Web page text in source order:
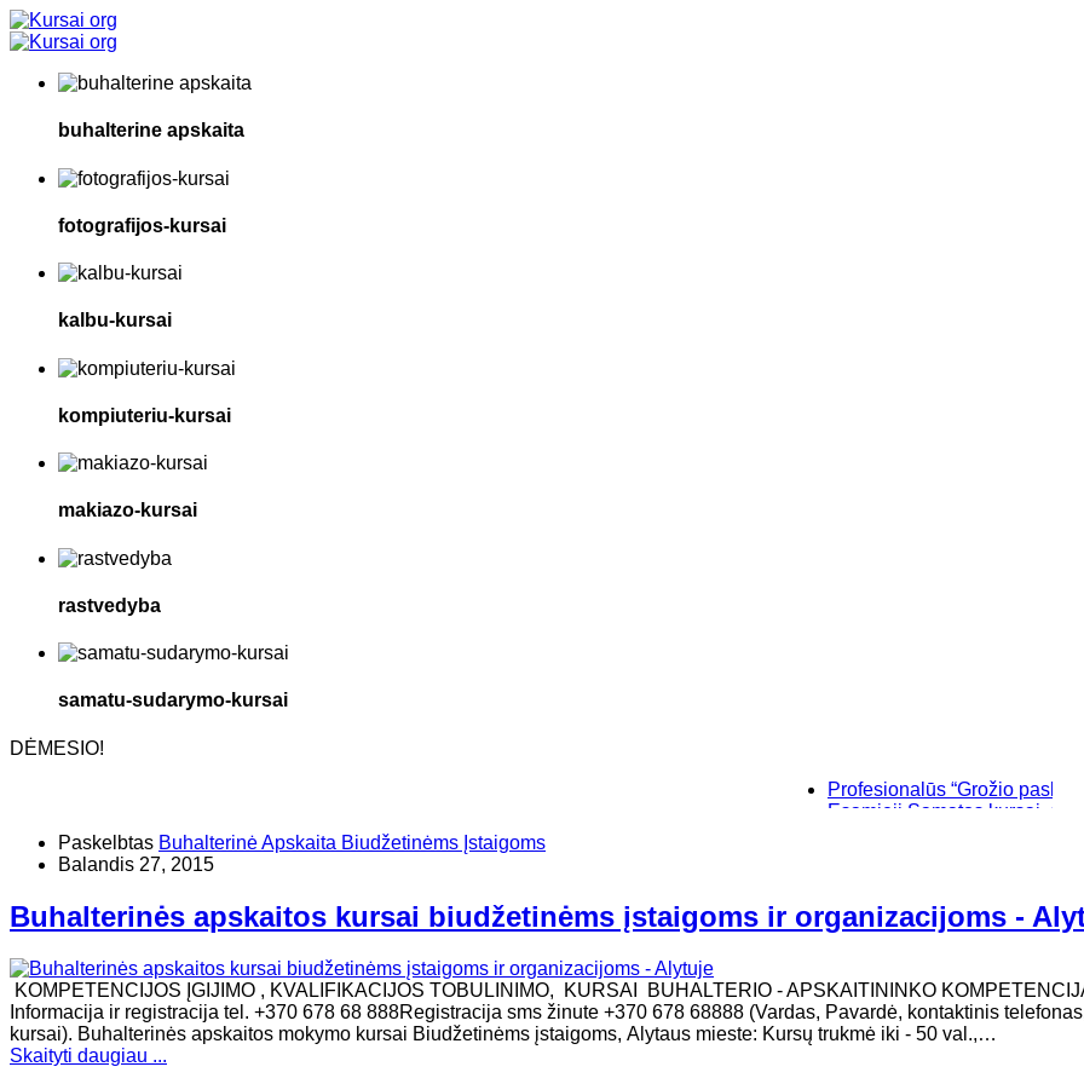
buhalterine apskaita
fotografijos-kursai
kalbu-kursai
kompiuteriu-kursai
makiazo-kursai
rastvedyba
samatu-sudarymo-kursai
DĖMESIO!
Profesionalūs “Grožio
Esamieji Sąmatos kursai, su
Paskelbtas Buhalterinė Apskaita Biudžetinėms Įstaigoms
Balandis 27, 2015
Buhalterinės apskaitos kursai biudžetinėms įstaigoms ir organizacijoms -
KOMPETENCIJOS ĮGIJIMO , KVALIFIKACIJOS TOBULINIMO, KURSAI BUHALTERIO - APSKAITININKO
Informacija ir registracija tel. +370 678 68 888Registracija sms žinute +370 678 68888 (Vardas, Pavardė, kontaktinis
kursai). Buhalterinės apskaitos mokymo kursai Biudžetinėms įstaigoms, Alytaus mieste: Kursų trukmė iki - 50 val.,…
Skaityti daugiau ...